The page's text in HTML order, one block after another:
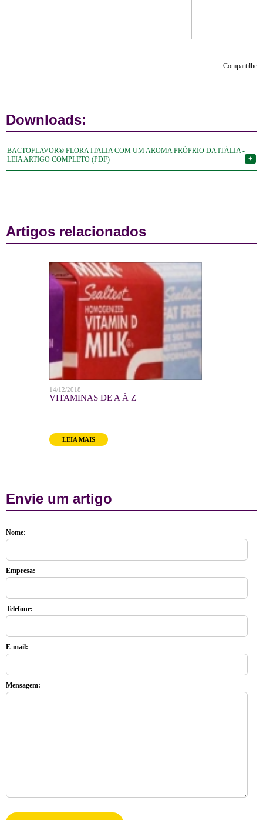
Compartilhe
Downloads:
BACTOFLAVOR® FLORA ITALIA COM UM AROMA PRÓPRIO DA ITÁLIA -
LEIA ARTIGO COMPLETO (PDF)
+
Artigos relacionados
14/12/2018
VITAMINAS DE A À Z
LEIA MAIS
Envie um artigo
Nome:
Empresa:
Telefone:
E-mail:
Mensagem: